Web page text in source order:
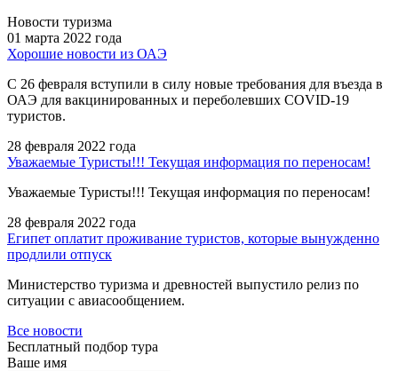
Новости туризма
01 марта 2022 года
Хорошие новости из ОАЭ
С 26 февраля вступили в силу новые требования для въезда в
ОАЭ для вакцинированных и переболевших COVID-19
туристов.
28 февраля 2022 года
Уважаемые Туристы!!! Текущая информация по переносам!
Уважаемые Туристы!!! Текущая информация по переносам!
28 февраля 2022 года
Египет оплатит проживание туристов, которые вынужденно
продлили отпуск
Министерство туризма и древностей выпустило релиз по
ситуации с авиасообщением.
Все новости
Бесплатный подбор тура
Ваше имя